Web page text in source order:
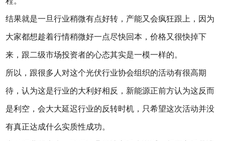
结果就是一旦行业稍微有点好转，产能又会疯狂跟上，因为
大家都想趁着行情稍微好一点尽快回本，价格又很快掉下
来，跟二级市场投资者的心态其实是一模一样的。
所以，跟很多人对这个光伏行业协会组织的活动有很高期
待，认为这是行业的大利好相反，新能源正前方认为这反而
是利空，会大大延迟行业的反转时机，只希望这次活动并没
有真正达成什么实质性成功。